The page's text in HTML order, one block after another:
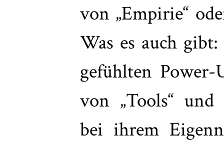
von „Empirie“
Was es auch
gefühlten Power-
von „Tools“ und
bei ihrem